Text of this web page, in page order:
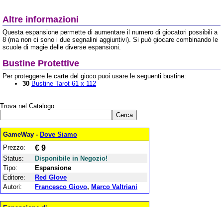
Altre informazioni
Questa espansione permette di aumentare il numero di giocatori possibili a
8 (ma non ci sono i due segnalini aggiuntivi). Si può giocare combinando le
scuole di magie delle diverse espansioni.
Bustine Protettive
Per proteggere le carte del gioco puoi usare le seguenti bustine:
30 Bustine Tarot 61 x 112
Trova nel Catalogo:
GameWay - Dove Siamo
Prezzo:
€ 9
Status:
Disponibile in Negozio!
Tipo:
Espansione
Editore:
Red Glove
Autori:
Francesco Giovo, Marco Valtriani